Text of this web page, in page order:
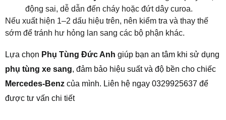
động sai, dễ dẫn đến cháy hoặc đứt dây curoa.
Nếu xuất hiện 1–2 dấu hiệu trên, nên kiểm tra và thay thế
sớm để tránh hư hỏng lan sang các bộ phận khác.
Lựa chọn Phụ Tùng Đức Anh giúp bạn an tâm khi sử dụng
phụ tùng xe sang, đảm bảo hiệu suất và độ bền cho chiếc
Mercedes-Benz của mình. Liên hệ ngay 0329925637 để
được tư vấn chi tiết